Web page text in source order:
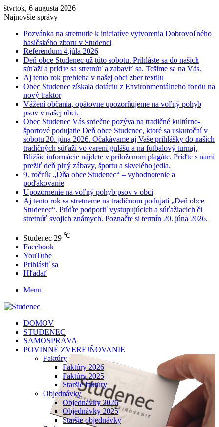
štvrtok, 6 augusta 2026
Najnovšie správy
Pozvánka na stretnutie k iniciatíve vytvorenia Dobrovoľného
hasičského zboru v Studenci
Referendum 4.júla 2026
Deň obce Studenec už túto sobotu. Prihláste sa do našich
súťaží a príďte sa stretnúť a zabaviť sa. Tešíme sa na Vás.
Aj tento rok prebieha v našej obci zber textilu
Obec Studenec získala dotáciu z Environmentálneho fondu na
nový traktor
Vážení občania, opätovne upozorňujeme na voľný pohyb
psov v našej obci.
Obec Studenec Vás srdečne pozýva na tradičné kultúrno-
športové podujatie Deň obce Studenec, ktoré sa uskutoční v
sobotu 20. júna 2026. Očakávame aj Vaše prihlášky do našich
tradičných súťaží vo varení gulášu a na futbalový turnaj.
Bližšie informácie nájdete v priloženom plagáte. Príďte s nami
prežiť deň plný zábavy, športu a skvelého jedla.
9. ročník „Dňa obce Studenec“ – vyhodnotenie a
poďakovanie
Upozornenie na voľný pohyb psov v obci
Aj tento rok sa stretneme na tradičnom podujatí „Deň obce
Studenec“. Príďte podporiť vystupujúcich a súťažiacich či
stretnúť svojich známych. Poznačte si termín 20. júna 2026.
Studenec 29 ℃
Facebook
YouTube
Prihlásiť sa
Hľadať
Menu
DOMOV
STUDENEC
SAMOSPRÁVA
POVINNÉ ZVEREJŇOVANIE
Faktúry
Faktúry 2026
Faktúry 2025
Staršie faktúry
Objednávky
Objednávky 2026
Objednávky 2025
Staršie objednávky